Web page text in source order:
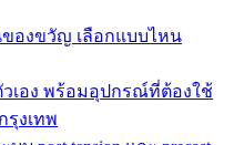
ของขวัญ เลือกแบบไหน
เอง พร้อมอุปกรณ์ที่ต้องใช้
รุงเทพ